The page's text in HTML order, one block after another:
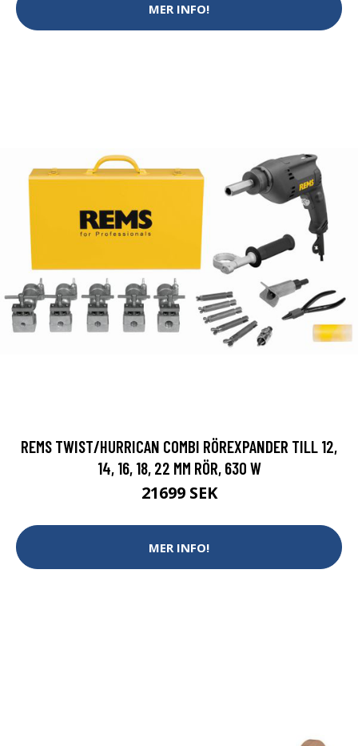
MER INFO!
REMS TWIST/HURRICAN COMBI RÖREXPANDER TILL 12,
14, 16, 18, 22 MM RÖR, 630 W
21699 SEK
MER INFO!